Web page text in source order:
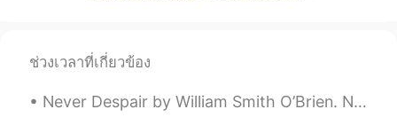
ช่วงเวลาที่เกี่ยวข้อง
Never Despair by William Smith O’Brien. NEVER despair! Let the feeble in spirit Bow like the w...